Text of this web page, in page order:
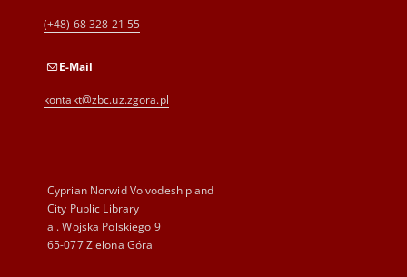
(+48) 68 328 21 55
E-Mail
kontakt@zbc.uz.zgora.pl
Cyprian Norwid Voivodeship and
City Public Library
al. Wojska Polskiego 9
65-077 Zielona Góra